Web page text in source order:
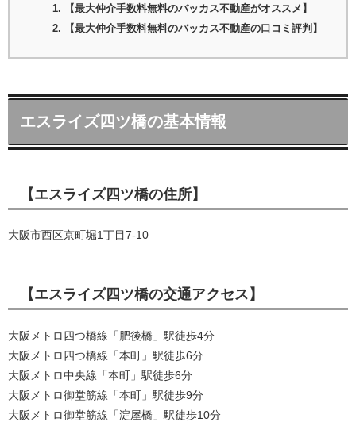
【最大仲介手数料無料のバッカス不動産がオススメ】
【最大仲介手数料無料のバッカス不動産の口コミ評判】
エスライズ四ツ橋の基本情報
【エスライズ四ツ橋の住所】
大阪市西区京町堀1丁目7-10
【エスライズ四ツ橋の交通アクセス】
大阪メトロ四つ橋線「肥後橋」駅徒歩4分
大阪メトロ四つ橋線「本町」駅徒歩6分
大阪メトロ中央線「本町」駅徒歩6分
大阪メトロ御堂筋線「本町」駅徒歩9分
大阪メトロ御堂筋線「淀屋橋」駅徒歩10分